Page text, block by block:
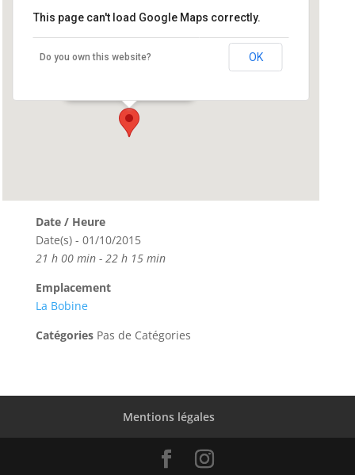
La Bobine
This page can't load Google Maps correctly.
Do you own this website? OK
Date / Heure
Date(s) - 01/10/2015
21 h 00 min - 22 h 15 min
Emplacement
La Bobine
CatégoriesPas de Catégories
Mentions légales